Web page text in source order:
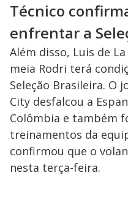
Técnico
enfrentar a
Além disso, Luis de
meia Rodri terá
Seleção Brasileira. O
City desfalcou a
Colômbia e também
treinamentos da
confirmou que o
nesta terça-feira.